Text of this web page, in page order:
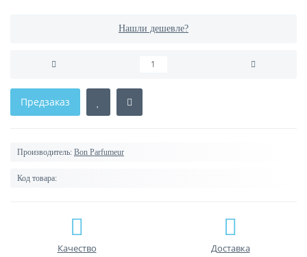
Нашли дешевле?
Предзаказ
Производитель: Bon Parfumeur
Код товара:
Качество Доставка